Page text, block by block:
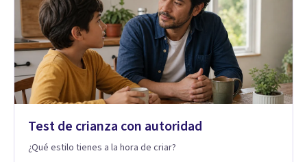
Test de crianza con autoridad
¿Qué estilo tienes a la hora de criar?